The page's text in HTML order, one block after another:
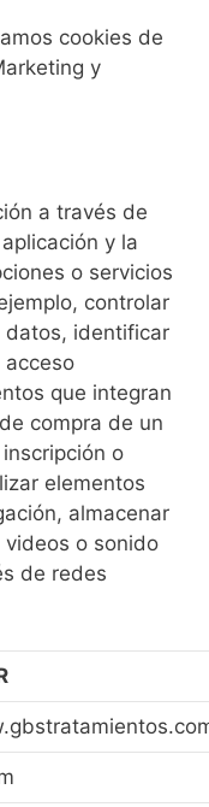
cookies de
y
a través de
y la
o servicios
controlar
datos, identificar
que integran
compra de un
o
elementos
almacenar
o sonido
de redes